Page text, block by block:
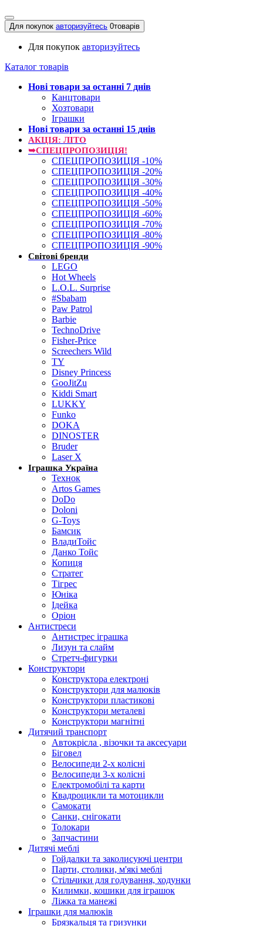
Для покупок авторизуйтесь 0товарів
Для покупок авторизуйтесь
Каталог товарів
Нові товари за останнi 7 днiв
Канцтовари
Хозтовари
Іграшки
Нові товари за останнi 15 днiв
АКЦІЯ: ЛІТО
➥СПЕЦПРОПОЗИЦІЯ!
СПЕЦПРОПОЗИЦІЯ -10%
СПЕЦПРОПОЗИЦІЯ -20%
СПЕЦПРОПОЗИЦІЯ -30%
СПЕЦПРОПОЗИЦІЯ -40%
СПЕЦПРОПОЗИЦІЯ -50%
СПЕЦПРОПОЗИЦІЯ -60%
СПЕЦПРОПОЗИЦІЯ -70%
СПЕЦПРОПОЗИЦІЯ -80%
СПЕЦПРОПОЗИЦІЯ -90%
Світові бренди
LEGO
Hot Wheels
L.O.L. Surprise
#Sbabam
Paw Patrol
Barbie
TechnoDrive
Fisher-Price
Screechers Wild
TY
Disney Princess
GooJitZu
Kiddi Smart
LUKKY
Funko
DOKA
DINOSTER
Bruder
Laser X
Іграшка Україна
Технок
Artos Games
DoDo
Doloni
G-Toys
Бамсик
ВладиТойс
Данко Тойс
Копиця
Стратег
Тігрес
Юніка
Ідейка
Оріон
Антистреси
Антистрес іграшка
Лизун та слайм
Стретч-фигурки
Конструктори
Конструктора електроні
Конструктори для малюків
Конструктори пластикові
Конструктори металеві
Конструктори магнітні
Дитячий транспорт
Автокрісла , візочки та аксесуари
Біговел
Велосипеди 2-х колісні
Велосипеди 3-х колісні
Електромобілі та карти
Квадроцикли та мотоцикли
Самокати
Санки, снігокати
Толокари
Запчастини
Дитячі меблі
Гойдалки та заколисуючі центри
Парти, столики, м'які меблі
Стільчики для годування, ходунки
Килимки, кошики для іграшок
Ліжка та манежі
Іграшки для малюків
Брязкальця та гризунки